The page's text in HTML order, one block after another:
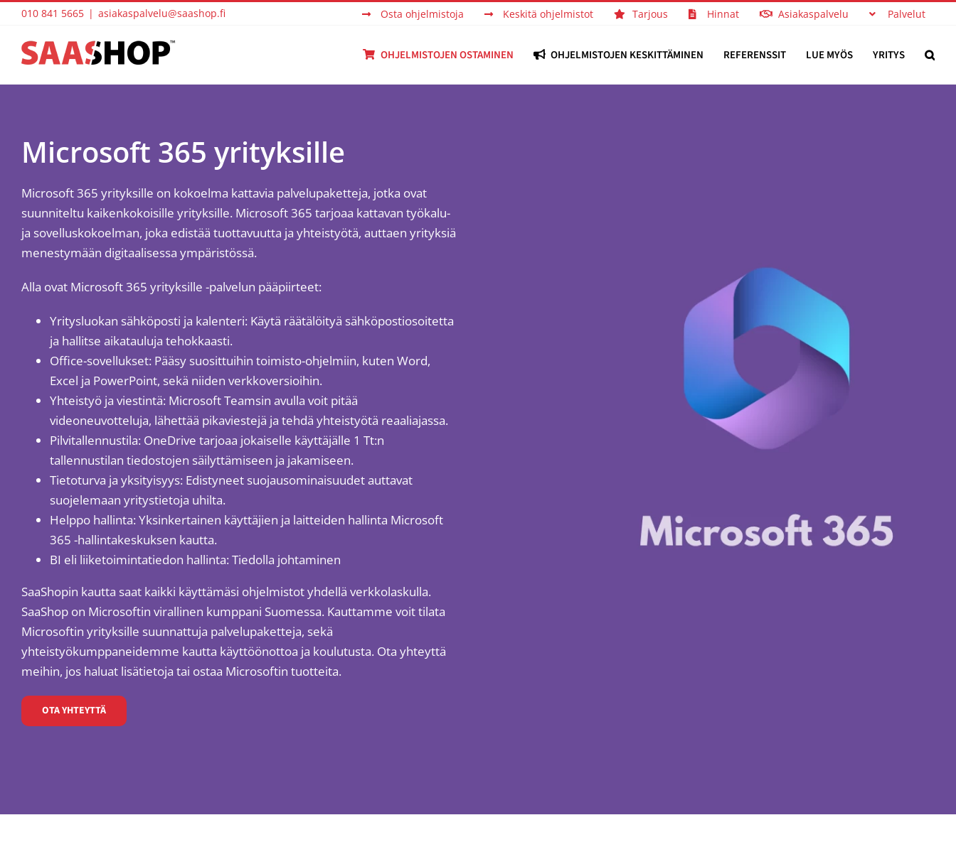
Skip
content
010 841 5665 | asiakaspalvelu@saashop.fi Osta ohjelmistoja Keskitä ohjelmistot Tarjous Hinnat Asiakaspalvelu Palvelut
OHJELMISTOJEN OSTAMINEN OHJELMISTOJEN KESKITTÄMINEN REFERENSSIT LUE MYÖS YRITYS
Microsoft 365 yrityksille
Microsoft 365 yrityksille on kokoelma kattavia palvelupaketteja, jotka ovat
suunniteltu kaikenkokoisille yrityksille. Microsoft 365 tarjoaa kattavan työkalu-
ja sovelluskokoelman, joka edistää tuottavuutta ja yhteistyötä, auttaen yrityksiä
menestymään digitaalisessa ympäristössä.
Alla ovat Microsoft 365 yrityksille -palvelun pääpiirteet:
Yritysluokan sähköposti ja kalenteri: Käytä räätälöityä sähköpostiosoitetta
ja hallitse aikatauluja tehokkaasti.
Office-sovellukset: Pääsy suosittuihin toimisto-ohjelmiin, kuten Word,
Excel ja PowerPoint, sekä niiden verkkoversioihin.
Yhteistyö ja viestintä: Microsoft Teamsin avulla voit pitää
videoneuvotteluja, lähettää pikaviestejä ja tehdä yhteistyötä reaaliajassa.
Pilvitallennustila: OneDrive tarjoaa jokaiselle käyttäjälle 1 Tt:n
tallennustilan tiedostojen säilyttämiseen ja jakamiseen.
Tietoturva ja yksityisyys: Edistyneet suojausominaisuudet auttavat
suojelemaan yritystietoja uhilta.
Helppo hallinta: Yksinkertainen käyttäjien ja laitteiden hallinta Microsoft
365 -hallintakeskuksen kautta.
BI eli liiketoimintatiedon hallinta: Tiedolla johtaminen
SaaShopin kautta saat kaikki käyttämäsi ohjelmistot yhdellä verkkolaskulla.
SaaShop on Microsoftin virallinen kumppani Suomessa. Kauttamme voit tilata
Microsoftin yrityksille suunnattuja palvelupaketteja, sekä
yhteistyökumppaneidemme kautta käyttöönottoa ja koulutusta. Ota yhteyttä
meihin, jos haluat lisätietoja tai ostaa Microsoftin tuotteita.
OTA YHTEYTTÄ